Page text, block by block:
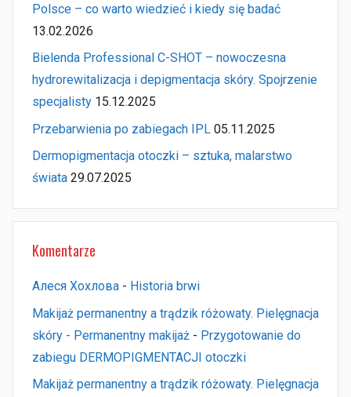
Polsce – co warto wiedzieć i kiedy się badać
13.02.2026
Bielenda Professional C-SHOT – nowoczesna
hydrorewitalizacja i depigmentacja skóry. Spojrzenie
specjalisty 15.12.2025
Przebarwienia po zabiegach IPL 05.11.2025
Dermopigmentacja otoczki – sztuka, malarstwo
świata 29.07.2025
Komentarze
Алеся Хохлова - Historia brwi
Makijaż permanentny a trądzik różowaty. Pielęgnacja
skóry - Permanentny makijaż - Przygotowanie do
zabiegu DERMOPIGMENTACJI otoczki
Makijaż permanentny a trądzik różowaty. Pielęgnacja